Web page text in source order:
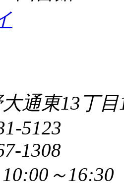
通東13丁目
5123
1308
10:00～